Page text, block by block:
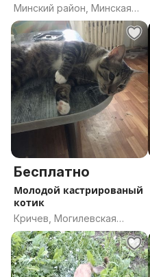
Минский район, Минская
область
Бесплатно
Молодой кастрированый
котик
Кричев, Могилевская
область